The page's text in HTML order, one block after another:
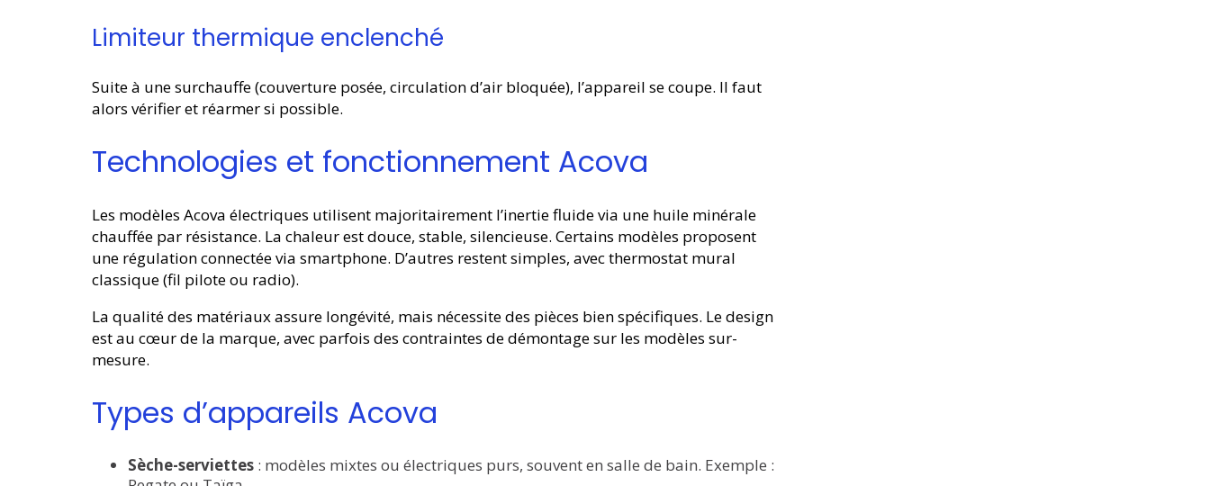
Limiteur thermique enclenché
Suite à une surchauffe (couverture posée, circulation d’air bloquée), l’appareil se coupe. Il faut
alors vérifier et réarmer si possible.
Technologies et fonctionnement Acova
Les modèles Acova électriques utilisent majoritairement l’inertie fluide via une huile minérale
chauffée par résistance. La chaleur est douce, stable, silencieuse. Certains modèles proposent
une régulation connectée via smartphone. D’autres restent simples, avec thermostat mural
classique (fil pilote ou radio).
La qualité des matériaux assure longévité, mais nécessite des pièces bien spécifiques. Le design
est au cœur de la marque, avec parfois des contraintes de démontage sur les modèles sur-
mesure.
Types d’appareils Acova
Sèche-serviettes : modèles mixtes ou électriques purs, souvent en salle de bain. Exemple :